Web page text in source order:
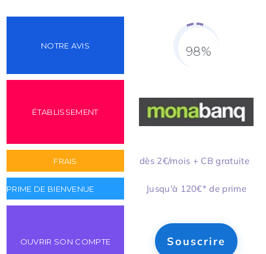
98%
dès 2€/mois + CB gratuite
Jusqu'à 120€* de prime
Souscrire